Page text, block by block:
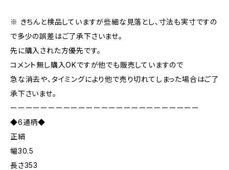
※ きちんと検品していますが些細な見落とし、寸法も実寸ですの
で多少の誤差はご了承下さいませ。
先に購入された方優先です。
コメント無し購入OKですが他でも販売していますので
急な消去や、タイミングにより他で売り切れてしまった場合はご了
承下さいませ。
ーーーーーーーーーーーーーーーーーーーーーーーーー
◆6通柄◆
正絹
幅30.5
長さ353